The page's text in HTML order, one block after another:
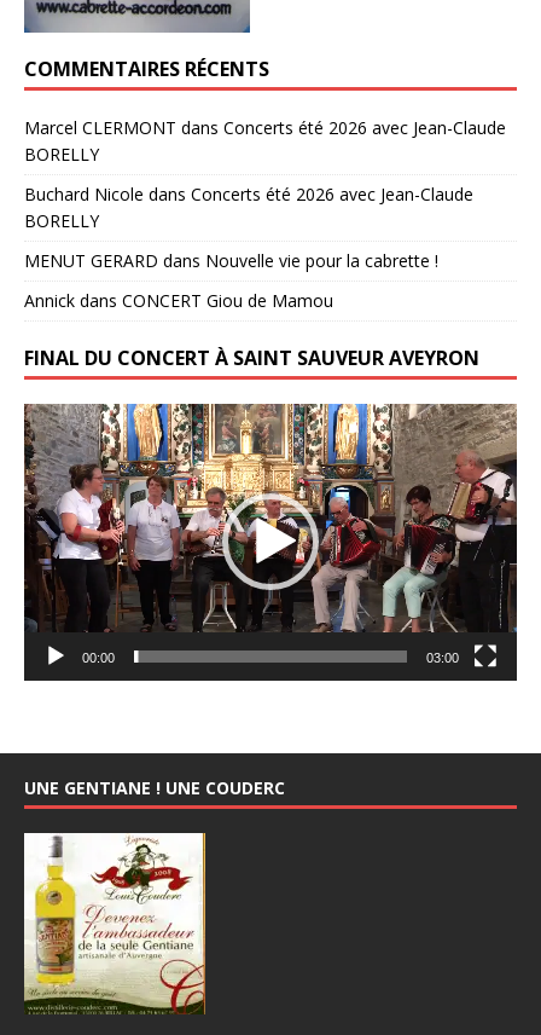
COMMENTAIRES RÉCENTS
Marcel CLERMONT dans Concerts été 2026 avec Jean-Claude
BORELLY
Buchard Nicole dans Concerts été 2026 avec Jean-Claude
BORELLY
MENUT GERARD dans Nouvelle vie pour la cabrette !
Annick dans CONCERT Giou de Mamou
FINAL DU CONCERT À SAINT SAUVEUR AVEYRON
Lecteur
vidéo
00:00 03:00
UNE GENTIANE ! UNE COUDERC